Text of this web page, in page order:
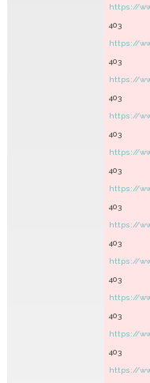
https://
403
https://
403
https://
403
https://
403
https://
403
https://
403
https://
403
https://
403
https://
403
https://
403
https://